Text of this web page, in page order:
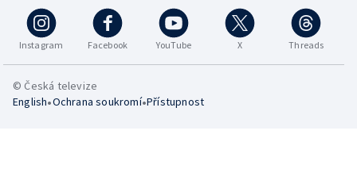
Instagram Facebook YouTube X Threads
© Česká televize
English•Ochrana soukromí•Přístupnost